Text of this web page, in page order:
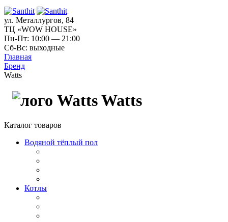
ул. Металлургов, 84
ТЦ «WOW HOUSE»
Пн-Пт: 10:00 — 21:00
Сб-Вс: выходные
Главная
Бренд
Watts
Watts
Каталог товаров
Водяной тёплый пол
Котлы